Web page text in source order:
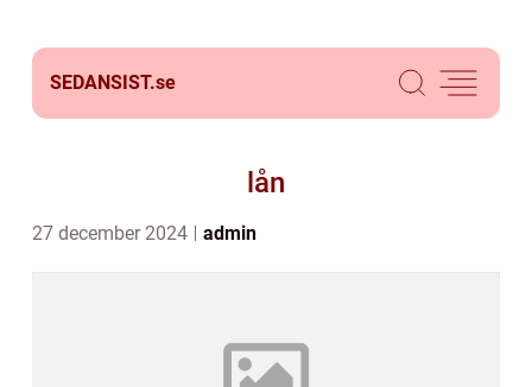
SEDANSIST.se
lån
27 december 2024 admin